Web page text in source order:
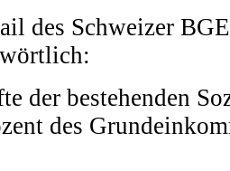
des Schweizer
der bestehenden
des